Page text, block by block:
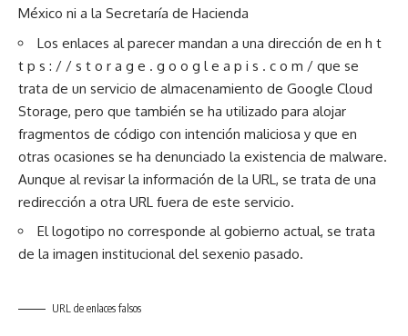
México ni a la Secretaría de Hacienda
Los enlaces al parecer mandan a una dirección de en h t
t p s : / / s t o r a g e . g o o g l e a p i s . c o m / que se
trata de un servicio de almacenamiento de Google Cloud
Storage, pero que también se ha utilizado para alojar
fragmentos de código con intención maliciosa y que en
otras ocasiones se ha denunciado la existencia de malware.
Aunque al revisar la información de la URL, se trata de una
redirección a otra URL fuera de este servicio.
El logotipo no corresponde al gobierno actual, se trata
de la imagen institucional del sexenio pasado.
URL de enlaces falsos